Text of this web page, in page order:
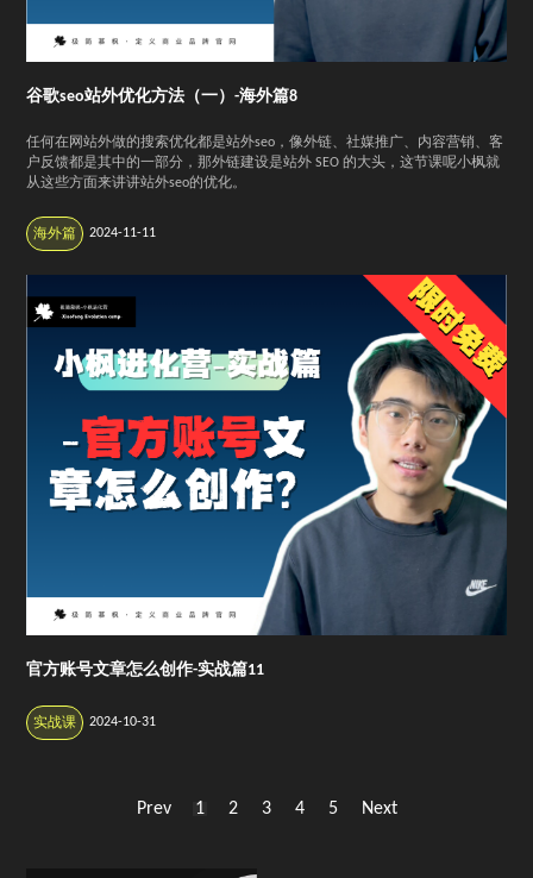
谷歌seo站外优化方法（一）-海外篇8
任何在网站外做的搜索优化都是站外seo，像外链、社媒推广、内容营销、客
户反馈都是其中的一部分，那外链建设是站外 SEO 的大头，这节课呢小枫就
从这些方面来讲讲站外seo的优化。
海外篇 2024-11-11
官方账号文章怎么创作-实战篇11
实战课 2024-10-31
Prev 1 2 3 4 5 Next